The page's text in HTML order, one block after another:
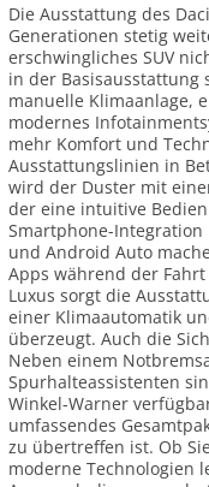
Die Ausstattung des
Generationen stetig
erschwingliches SUV
in der Basisausstattung
manuelle Klimaanlage,
modernes
mehr Komfort und
Ausstattungslinien in
wird der Duster mit
der eine intuitive
Smartphone-Integration
und Android Auto
Apps während der
Luxus sorgt die
einer Klimaautomatik
überzeugt. Auch die
Neben einem
Spurhalteassistenten
Winkel-Warner
umfassendes
zu übertreffen ist. Ob
moderne Technologien